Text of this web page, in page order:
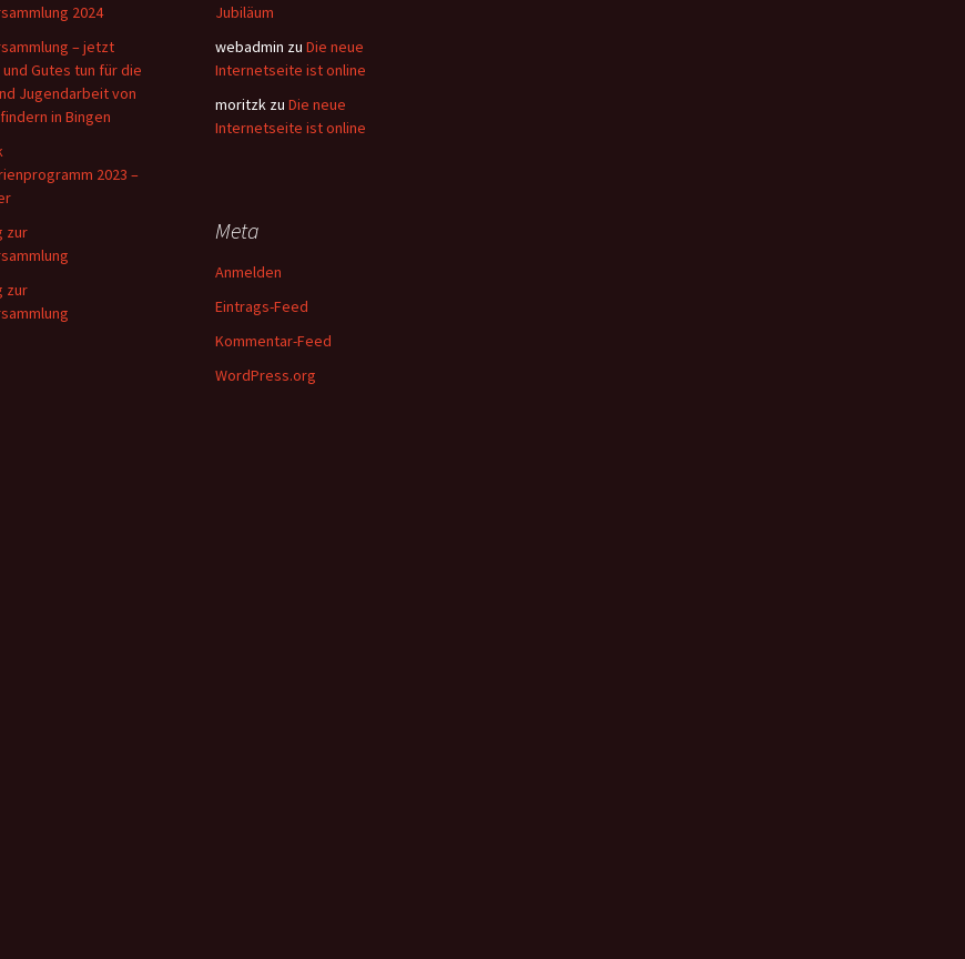
2024
– jetzt
Gutes tun für die
Jugendarbeit von
in Bingen
2023 –
zur
zur
Jubiläum
webadmin zu Die neue
Internetseite ist online
moritzk zu Die neue
Internetseite ist online
Meta
Anmelden
Eintrags-Feed
Kommentar-Feed
WordPress.org